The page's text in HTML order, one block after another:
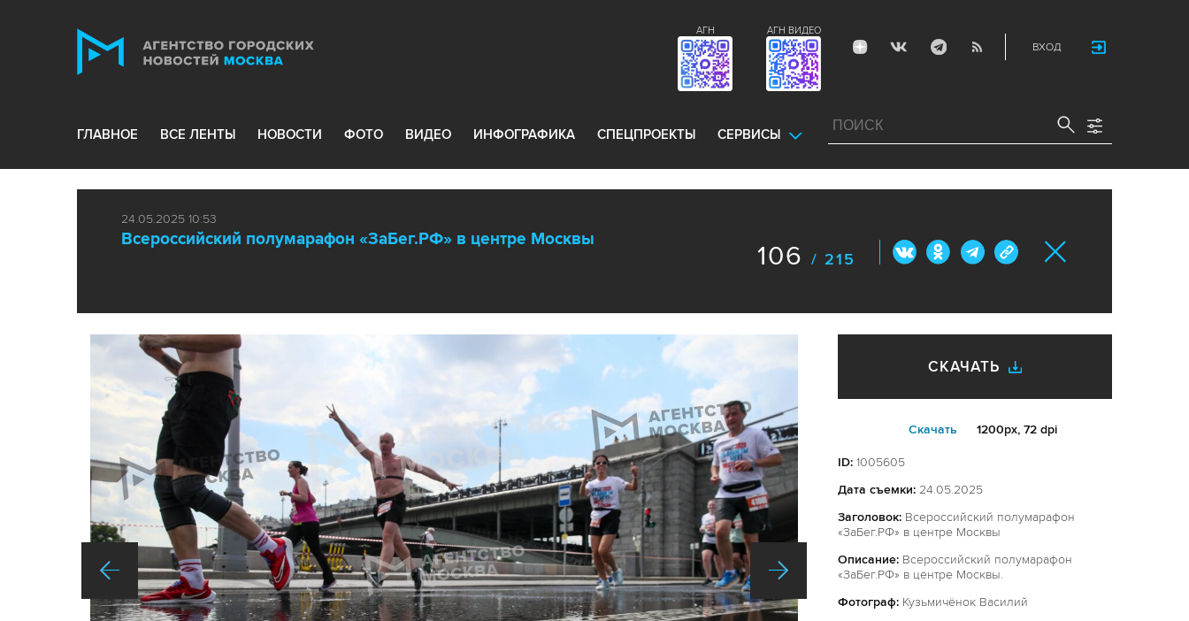
ВХОД
АГН ВИДЕО
АГН
ГЛАВНОЕ ВСЕ ЛЕНТЫ НОВОСТИ ФОТО ВИДЕО ИНФОГРАФИКА СПЕЦПРОЕКТЫ СЕРВИСЫ
24.05.2025 10:53
Всероссийский полумарафон «ЗаБег.РФ» в центре Москвы
106 / 215
СКАЧАТЬ
Cкачать 1200px, 72 dpi
ID: 1005605
Дата съемки: 24.05.2025
Заголовок: Всероссийский полумарафон
«ЗаБег.РФ» в центре Москвы
Описание: Всероссийский полумарафон
«ЗаБег.РФ» в центре Москвы.
Фотограф: Кузьмичёнок Василий